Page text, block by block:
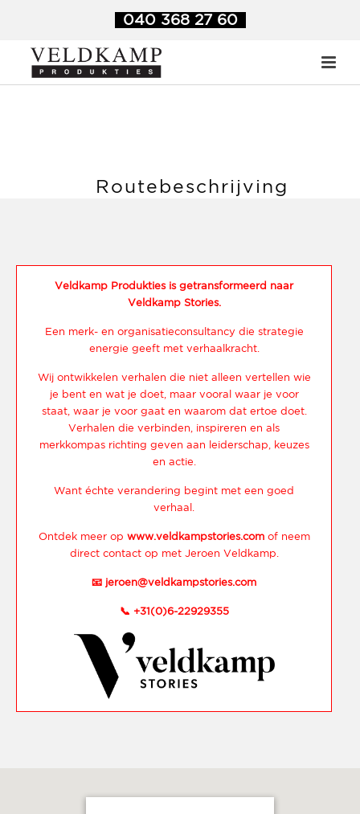
040 368 27 60
Routebeschrijving
Veldkamp Produkties is getransformeerd naar
Veldkamp Stories.
Een merk- en organisatieconsultancy die strategie
energie geeft met verhaalkracht.
Wij ontwikkelen verhalen die niet alleen vertellen wie
je bent en wat je doet, maar vooral waar je voor
staat, waar je voor gaat en waarom dat ertoe doet.
Verhalen die verbinden, inspireren en als
merkkompas richting geven aan leiderschap, keuzes
en actie.
Want échte verandering begint met een goed
verhaal.
Ontdek meer op www.veldkampstories.comof neem
direct contact op met Jeroen Veldkamp.
📧 jeroen@veldkampstories.com
📞 +31(0)6-22929355